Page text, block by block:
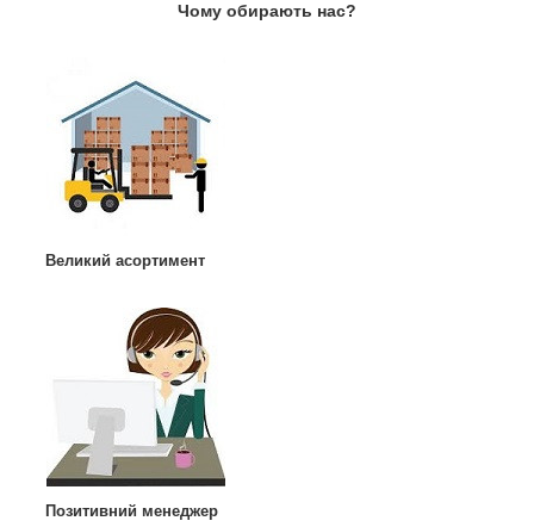
Чому обирають нас?
Великий асортимент
Позитивний менеджер